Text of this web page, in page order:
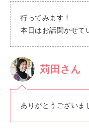
行ってみます！
本日はお話聞かせて
苅田さん
ありがとうございま